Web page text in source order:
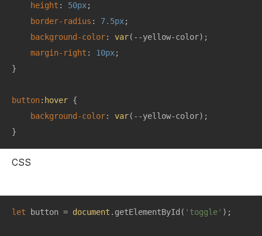
height : 50px;
border-radius : 7.5px;
background-color: var(--yellow-color);
margin-right : 10px;
}
button:hover {
background-color: var(--yellow-color);
}
CSS
let button = document .getElementById( 'toggle' );